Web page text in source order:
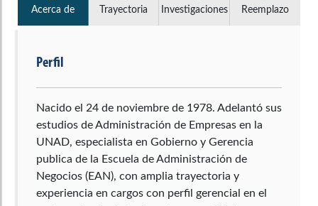
Acerca de Trayectoria Investigaciones Reemplazo
Perfil
Nacido el 24 de noviembre de 1978. Adelantó sus
estudios de Administración de Empresas en la
UNAD, especialista en Gobierno y Gerencia
publica de la Escuela de Administración de
Negocios (EAN), con amplia trayectoria y
experiencia en cargos con perfil gerencial en el